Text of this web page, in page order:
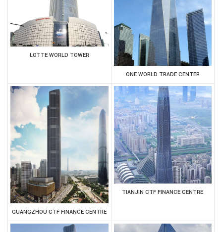
LOTTE WORLD TOWER
ONE WORLD TRADE CENTER
GUANGZHOU CTF FINANCE CENTRE
TIANJIN CTF FINANCE CENTRE